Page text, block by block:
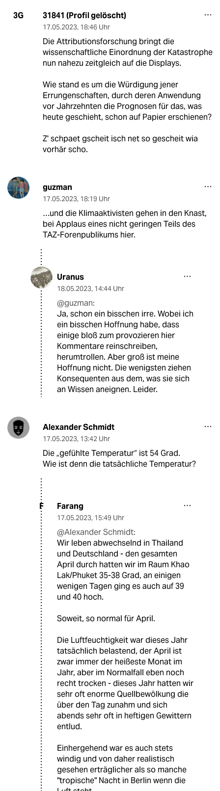
3G 31841 (Profil gelöscht)
17.05.2023, 18:46 Uhr
Die Attributionsforschung bringt die
wissenschaftliche Einordnung der Katastrophe
nun nahezu zeitgleich auf die Displays.
Wie stand es um die Würdigung jener
Errungenschaften, durch deren Anwendung
vor Jahrzehnten die Prognosen für das, was
heute geschieht, schon auf Papier erschienen?
Z' schpaet gscheit isch net so gescheit wia
vorhär scho.
guzman
17.05.2023, 18:19 Uhr
…und die Klimaaktivisten gehen in den Knast,
bei Applaus eines nicht geringen Teils des
TAZ-Forenpublikums hier.
Uranus
18.05.2023, 14:44 Uhr
@guzman:
Ja, schon ein bisschen irre. Wobei ich
ein bisschen Hoffnung habe, dass
einige bloß zum provozieren hier
Kommentare reinschreiben,
herumtrollen. Aber groß ist meine
Hoffnung nicht. Die wenigsten ziehen
Konsequenten aus dem, was sie sich
an Wissen aneignen. Leider.
Alexander Schmidt
17.05.2023, 13:42 Uhr
Die „gefühlte Temperatur“ ist 54 Grad.
Wie ist denn die tatsächliche Temperatur?
F Farang
17.05.2023, 15:49 Uhr
@Alexander Schmidt:
Wir leben abwechselnd in Thailand
und Deutschland - den gesamten
April durch hatten wir im Raum Khao
Lak/Phuket 35-38 Grad, an einigen
wenigen Tagen ging es auch auf 39
und 40 hoch.
Soweit, so normal für April.
Die Luftfeuchtigkeit war dieses Jahr
tatsächlich belastend, der April ist
zwar immer der heißeste Monat im
Jahr, aber im Normalfall eben noch
recht trocken - dieses Jahr hatten wir
sehr oft enorme Quellbewölkung die
über den Tag zunahm und sich
abends sehr oft in heftigen Gewittern
entlud.
Einhergehend war es auch stets
windig und von daher realistisch
gesehen erträglicher als so manche
"tropische" Nacht in Berlin wenn die